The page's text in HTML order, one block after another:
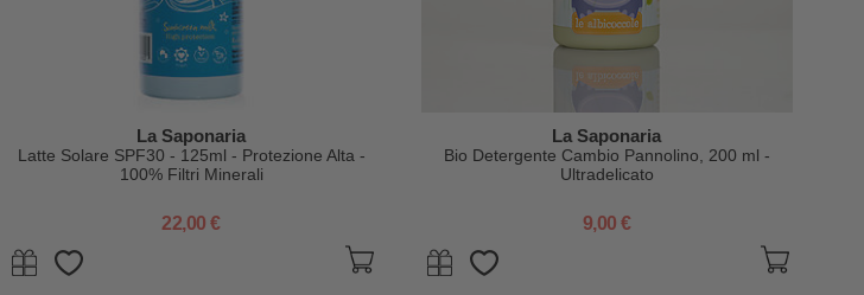
La Saponaria
Latte Solare SPF30 - 125ml - Protezione Alta -
100% Filtri Minerali
22,00 €
La Saponaria
Bio Detergente Cambio Pannolino, 200 ml -
Ultradelicato
9,00 €